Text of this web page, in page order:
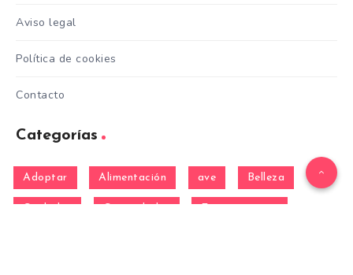
Aviso legal
Política de cookies
Contacto
Categorías
Adoptar Alimentación ave Belleza